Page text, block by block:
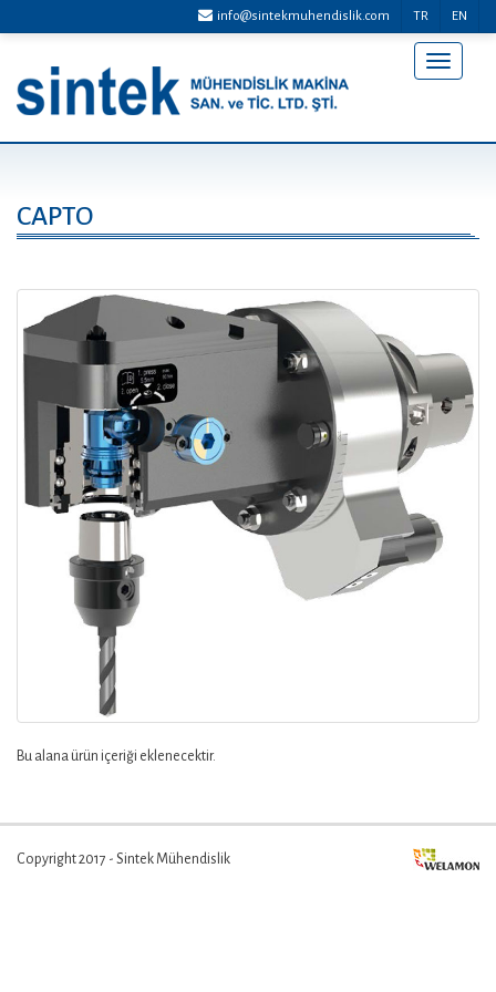
info@sintekmuhendislik.com TR EN
Menü
CAPTO
Bu alana ürün içeriği eklenecektir.
Copyright 2017 - Sintek Mühendislik